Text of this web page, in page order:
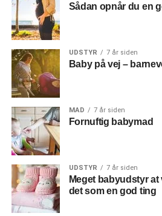
Sådan opnår du en
UDSTYR 7 år siden
Baby på vej –
MAD 7 år siden
Fornuftig babymad
UDSTYR 7 år siden
Meget babyudstyr
det som en god ting